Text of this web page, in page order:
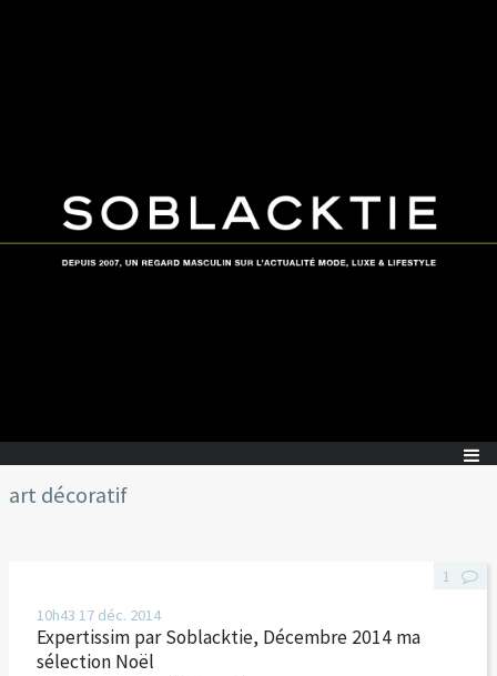
art décoratif
10h43 17 déc. 2014
Expertissim par Soblacktie, Décembre 2014 ma
sélection Noël
1